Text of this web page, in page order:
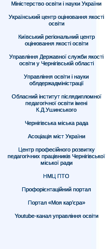
Міністерство освіти і науки України
Український центр оцінювання якості
освіти
Київський регіональний центр
оцінювання якості освіти
Управління Державної служби якості
освіти у Чернігівській області
Управління освіти і науки
облдержадміністрації
Обласний інститут післядипломної
педагогічної освіти імені
К.Д.Ушинського
Чернігівська міська рада
Асоціація міст України
Центр професійного розвитку
педагогічних працівників Чернігівської
міської ради
НМЦ ПТО
Профорієнтаційний портал
Портал «Моя кар’єра»
Youtube-канал управління освіти